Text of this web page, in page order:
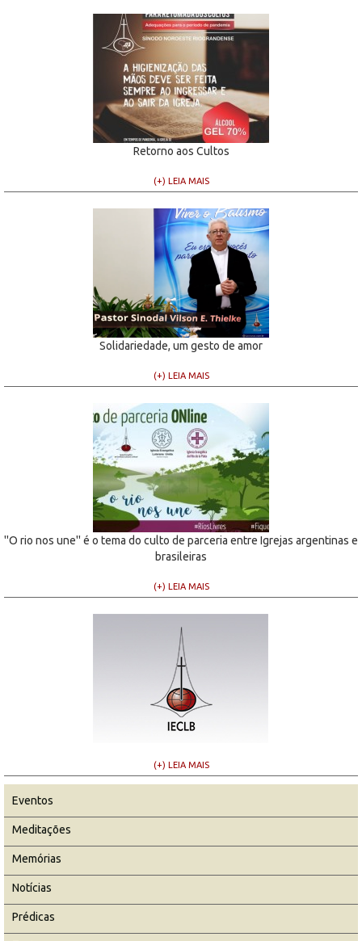
Retorno aos Cultos
(+) LEIA MAIS
Solidariedade, um gesto de amor
(+) LEIA MAIS
''O rio nos une'' é o tema do culto de parceria entre Igrejas argentinas e
brasileiras
(+) LEIA MAIS
(+) LEIA MAIS
Eventos
Meditações
Memórias
Notícias
Prédicas